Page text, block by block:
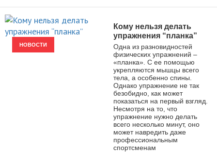
НОВОСТИ
Кому нельзя делать
упражнения “планка”
Одна из разновидностей
физических упражнений –
«планка». С ее помощью
укрепляются мышцы всего
тела, а особенно спины.
Однако упражнение не так
безобидно, как может
показаться на первый взгляд.
Несмотря на то, что
упражнение нужно делать
всего несколько минут, оно
может навредить даже
профессиональным
спортсменам